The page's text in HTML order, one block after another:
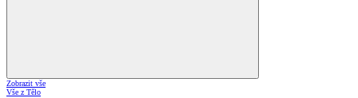
Zobrazit vše
Vše z Tělo